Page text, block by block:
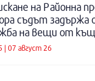
на Районна
съдът задържа
на вещи от
| 07 август 26